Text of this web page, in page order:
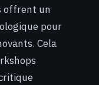
offrent un
pour
Cela